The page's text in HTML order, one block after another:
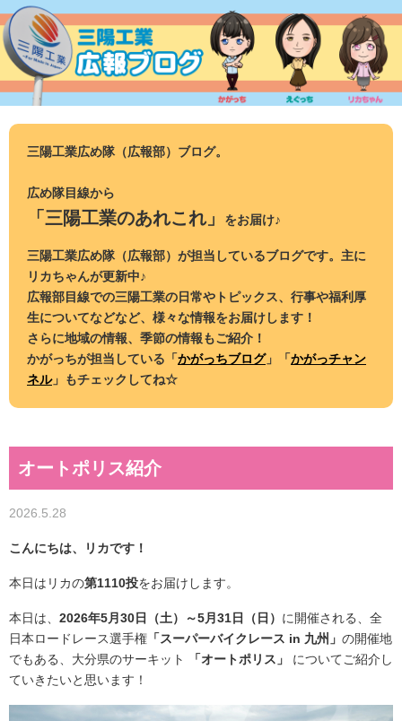
ン
テ
ツ
三陽工業広め隊（広報部）ブログ。
広め隊目線から
「三陽工業のあれこれ」 をお届け♪
三陽工業広め隊（広報部）が担当しているブログです。主に
リカちゃんが更新中♪
広報部目線での三陽工業の日常やトピックス、行事や福利厚
生についてなどなど、様々な情報をお届けします！
さらに地域の情報、季節の情報もご紹介！
かがっちが担当している「かがっちブログ」「かがっチャン
ネル」もチェックしてね☆
オートポリス紹介
2026.5.28
こんにちは、リカです！
本日はリカの第1110投をお届けします。
本日は、 2026年5月30日（土）～5月31日（日） に開催される、全
日本ロードレース選手権 「スーパーバイクレース in 九州」 の開催地
でもある、大分県のサーキット
「オートポリス」
についてご紹介し
ていきたいと思います！